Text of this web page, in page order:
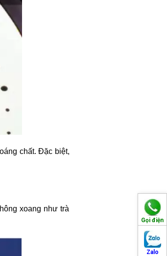
Gọi điện
Zalo
chất. Đặc biệt,
xoang như trà